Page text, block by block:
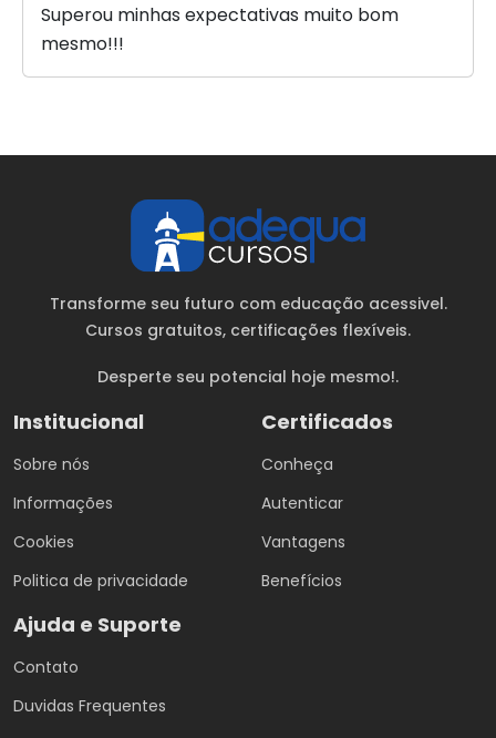
Superou minhas expectativas muito bom
mesmo!!!
Transforme seu futuro com educação acessivel.
Cursos gratuitos, certificações flexíveis.
Desperte seu potencial hoje mesmo!.
Institucional
Sobre nós
Informações
Cookies
Politica de privacidade
Certificados
Conheça
Autenticar
Vantagens
Benefícios
Ajuda e Suporte
Contato
Duvidas Frequentes